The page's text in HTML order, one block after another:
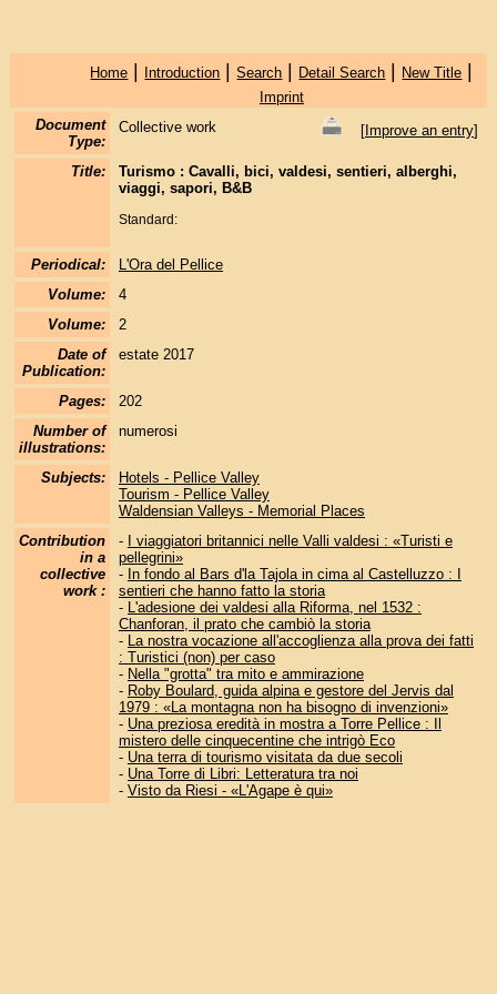
Home | Introduction |Search | Detail Search | New Title |
Imprint
Document
Type:
Collective work [Improve an entry]
Title:
Turismo : Cavalli, bici, valdesi, sentieri, alberghi,
viaggi, sapori, B&B
Standard:
Periodical:
L'Ora del Pellice
Volume:
4
Volume:
2
Date of
Publication:
estate 2017
Pages:
202
Number of
illustrations:
numerosi
Subjects:
Hotels - Pellice Valley
Tourism - Pellice Valley
Waldensian Valleys - Memorial Places
Contribution
in a
collective
work :
-
I viaggiatori britannici nelle Valli valdesi : «Turisti e
pellegrini»
- In fondo al Bars d'la Tajola in cima al Castelluzzo : I
sentieri che hanno fatto la storia
- L'adesione dei valdesi alla Riforma, nel 1532 :
Chanforan, il prato che cambiò la storia
- La nostra vocazione all'accoglienza alla prova dei fatti
: Turistici (non) per caso
- Nella "grotta" tra mito e ammirazione
- Roby Boulard, guida alpina e gestore del Jervis dal
1979 : «La montagna non ha bisogno di invenzioni»
- Una preziosa eredità in mostra a Torre Pellice : Il
mistero delle cinquecentine che intrigò Eco
- Una terra di tourismo visitata da due secoli
- Una Torre di Libri: Letteratura tra noi
- Visto da Riesi - «L'Agape è qui»